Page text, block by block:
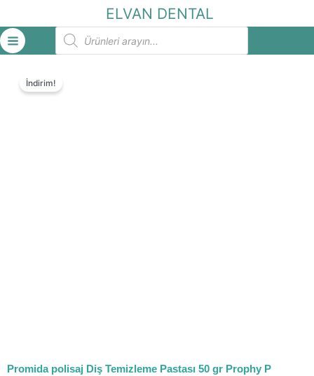
ELVAN DENTAL
Products
search
İndirim!
Promida polisaj Diş Temizleme Pastası 50 gr Prophy P